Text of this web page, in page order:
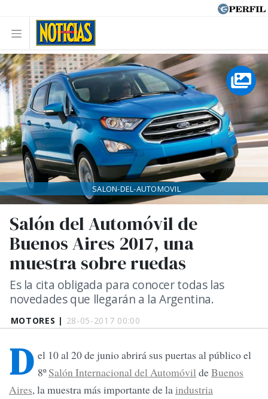
MOTORES | 28-05-2017 00:00
Salón del Automóvil de
Buenos Aires 2017, una
muestra sobre ruedas
Es la cita obligada para conocer todas las
novedades que llegarán a la Argentina.
SALON-DEL-AUTOMOVIL
D el 10 al 20 de junio abrirá sus puertas al público el
8ºSalón Internacional del Automóvil deBuenos
Aires, la muestra más importante de laindustria